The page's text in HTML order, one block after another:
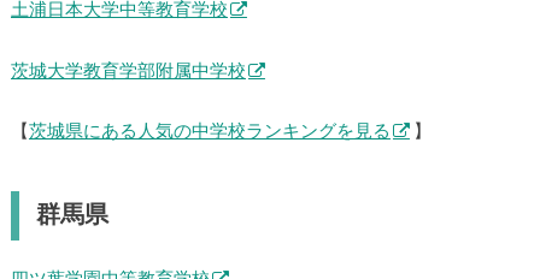
土浦日本大学中等教育学校
茨城大学教育学部附属中学校
【 茨城県にある人気の中学校ランキングを見る 】
群馬県